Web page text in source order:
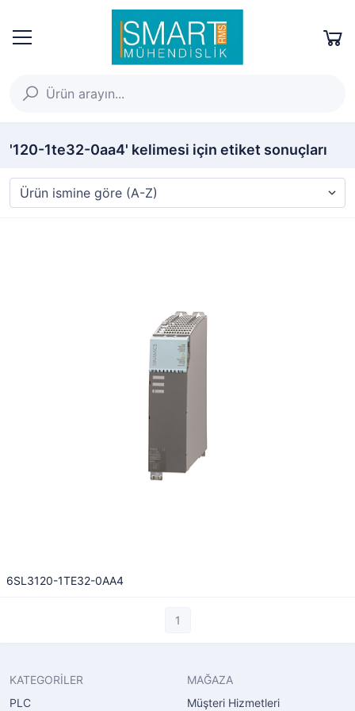
'120-1te32-0aa4' kelimesi için etiket sonuçları
6SL3120-1TE32-0AA4
1
KATEGORİLER
PLC
MAĞAZA
Müşteri Hizmetleri